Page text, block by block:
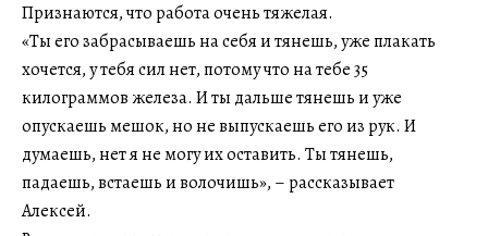
Признаются, что работа очень тяжелая.
«Ты его забрасываешь на себя и тянешь, уже плакать
хочется, у тебя сил нет, потому что на тебе 35
килограммов железа. И ты дальше тянешь и уже
опускаешь мешок, но не выпускаешь его из рук. И
думаешь, нет я не могу их оставить. Ты тянешь,
падаешь, встаешь и волочишь», – рассказывает
Алексей.